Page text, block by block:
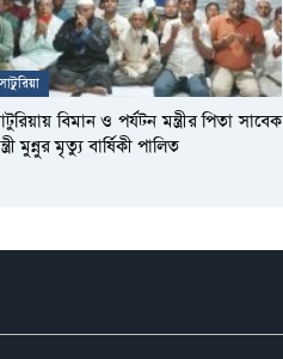
সাটুরিয়া
বিমান ও পর্যটন মন্ত্রীর পিতা সাবেক
মুন্নুর মৃত্যু বার্ষিকী পালিত